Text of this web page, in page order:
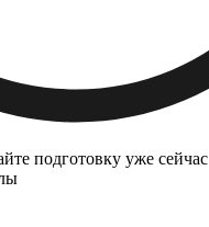
подготовку уже сейчас